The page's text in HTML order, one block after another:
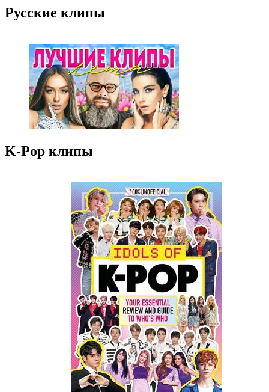
Русские клипы
K-Pop клипы